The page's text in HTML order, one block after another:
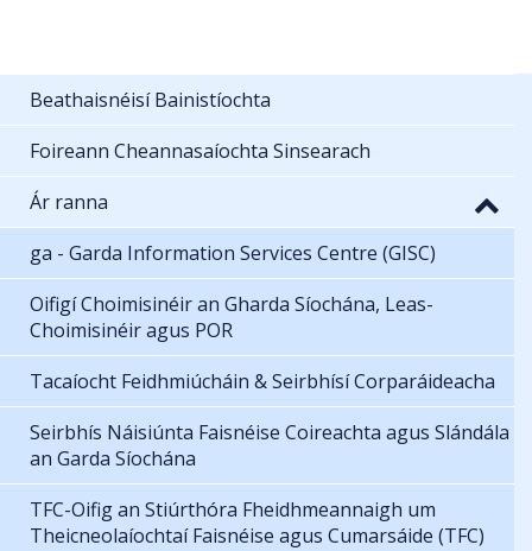
Beathaisnéisí Bainistíochta
Foireann Cheannasaíochta Sinsearach
Ár ranna
ga - Garda Information Services Centre (GISC)
Oifigí Choimisinéir an Gharda Síochána, Leas-
Choimisinéir agus POR
Tacaíocht Feidhmiúcháin & Seirbhísí Corparáideacha
Seirbhís Náisiúnta Faisnéise Coireachta agus Slándála
an Garda Síochána
TFC-Oifig an Stiúrthóra Fheidhmeannaigh um
Theicneolaíochtaí Faisnéise agus Cumarsáide (TFC)